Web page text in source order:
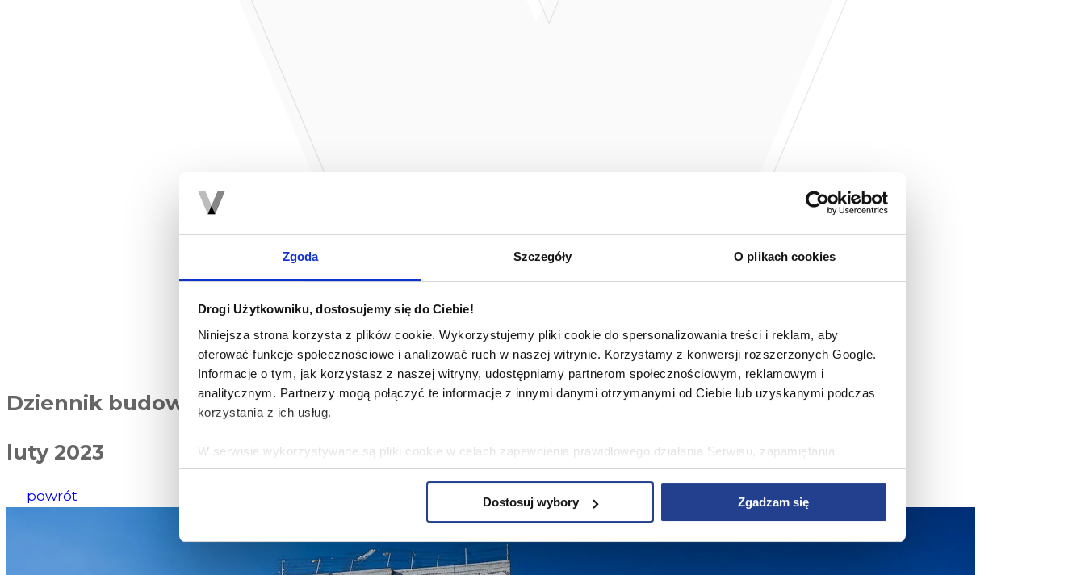
Zgoda Szczegóły O plikach cookies
Drogi Użytkowniku, dostosujemy się do Ciebie!
Niniejsza strona korzysta z plików cookie. Wykorzystujemy pliki cookie do spersonalizowania treści i reklam, aby
oferować funkcje społecznościowe i analizować ruch w naszej witrynie. Korzystamy z konwersji rozszerzonych Google.
Informacje o tym, jak korzystasz z naszej witryny, udostępniamy partnerom społecznościowym, reklamowym i
analitycznym. Partnerzy mogą połączyć te informacje z innymi danymi otrzymanymi od Ciebie lub uzyskanymi podczas
korzystania z ich usług.
W serwisie wykorzystywane są pliki cookie w celach zapewnienia prawidłowego działania Serwisu, zapamiętania
wybranych przez użytkownika ustawień i wszelkich wyborów dokonywanych w Serwisie, poprawy wydajności Serwisu,
działania Serwisu do preferencji użytkowników, tworzenia statystyk użytkowania Serwisu oraz w celach marketingowych.
Informacje, w tym dane osobowe, pozyskane w związku z wykorzystywaniem plików cookie w Serwisie, przetwarzane są
przez Spravia Sp. z o.o. jako usługodawcę Serwisu w ww. celach oraz mogą być również przetwarzane przez Partnerów
Dostosuj wybory Zgadzam się
Dziennik budowy
luty 2023
powrót